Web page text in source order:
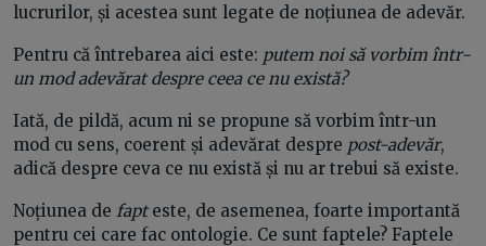
lucrurilor, și acestea sunt legate de noțiunea de adevăr.
Pentru că întrebarea aici este: putem noi să vorbim într-
un mod adevărat despre ceea ce nu există?
Iată, de pildă, acum ni se propune să vorbim într-un
mod cu sens, coerent și adevărat despre post-adevăr,
adică despre ceva ce nu există și nu ar trebui să existe.
Noțiunea de fapteste, de asemenea, foarte importantă
pentru cei care fac ontologie. Ce sunt faptele? Faptele